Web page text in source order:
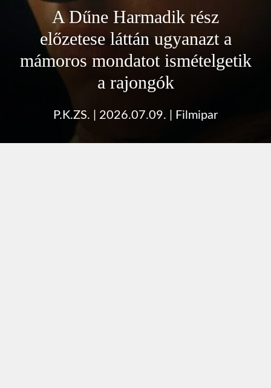
A Dűne Harmadik rész
előzetese láttán ugyanazt a
mámoros mondatot ismételgetik
a rajongók
P.K.ZS. 2026.07.09. Filmipar